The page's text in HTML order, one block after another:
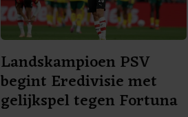
Landskampioen PSV
begint Eredivisie met
gelijkspel tegen Fortuna